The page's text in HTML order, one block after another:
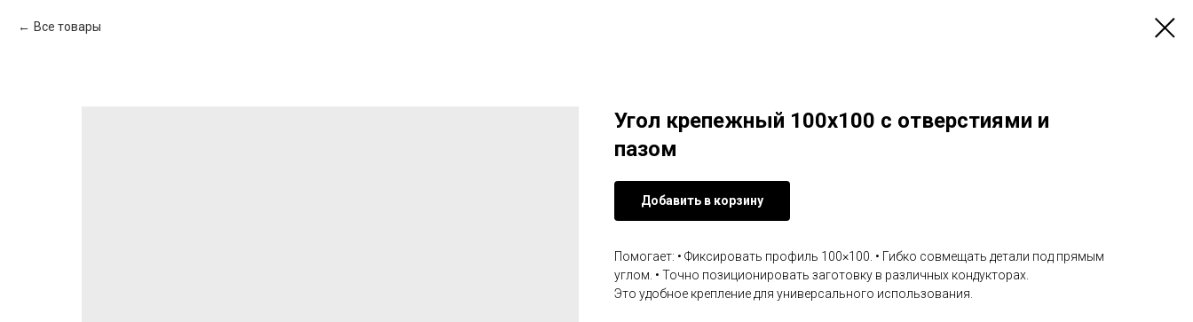
Все товары
Угол крепежный 100х100 с отверстиями и
пазом
Добавить в корзину
Помогает: • Фиксировать профиль 100×100. • Гибко совмещать детали под прямым
углом. • Точно позиционировать заготовку в различных кондукторах.
Это удобное крепление для универсального использования.